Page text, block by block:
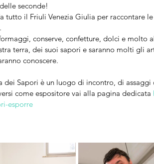
seconde!
tutto il Friuli Venezia Giulia per raccontare
conserve, confetture, dolci e molto
terra, dei suoi sapori e saranno molti gli
conoscere.
dei Sapori è un luogo di incontro, di
come espositore vai alla pagina dedicata
esporre